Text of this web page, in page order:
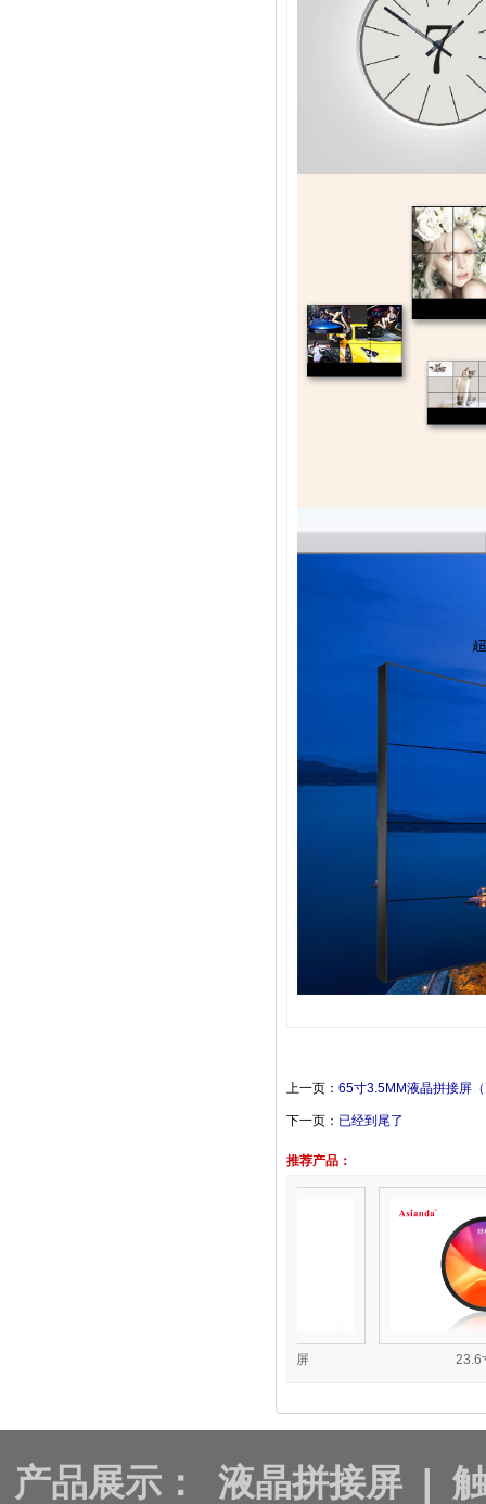
上一页： 65寸3.5MM液晶拼接屏
下一页： 已经到尾了
推荐产品：
23.6寸圆形
产品展示： 液晶拼接屏 |